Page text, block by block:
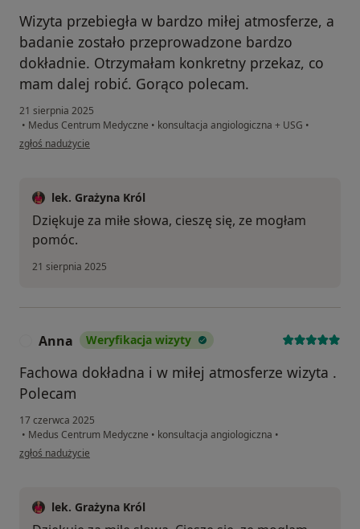
Wizyta przebiegła w bardzo miłej atmosferze, a
badanie zostało przeprowadzone bardzo
dokładnie. Otrzymałam konkretny przekaz, co
mam dalej robić. Gorąco polecam.
21 sierpnia 2025
• Medus Centrum Medyczne • konsultacja angiologiczna + USG •
w opinii użytkownika Sylwia
zgłoś nadużycie
lek. Grażyna Król
Dziękuje za miłe słowa, cieszę się, ze mogłam
pomóc.
21 sierpnia 2025
Anna Weryfikacja wizyty
Fachowa dokładna i w miłej atmosferze wizyta .
Polecam
17 czerwca 2025
• Medus Centrum Medyczne • konsultacja angiologiczna •
w opinii użytkownika Anna
zgłoś nadużycie
lek. Grażyna Król